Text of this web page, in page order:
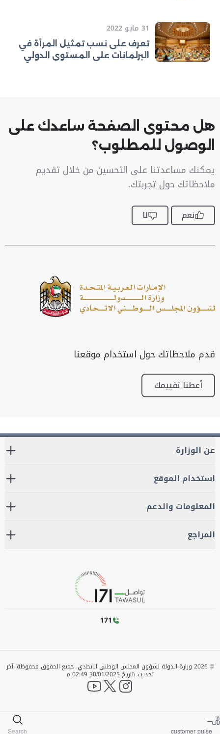
31 مايو 2022
تعرف على نسب تمثيل المرأة في
البرلمانات على المستوى الدولي
هل محتوى الصفحة ساعدك على
الوصول للمطلوب؟
يمكنك مساعدتنا على التحسين من خلال تقديم
ملاحظاتك حول تجربتك.
نعم لا
قدم ملاحظاتك حول استخدام موقعنا
أعطنا تقييمك
عن الوزارة
استخدام الموقع
المعلومات والدعم
المراجع
171
©
2026 وزارة الدولة لشؤون المجلس الوطني الاتحادي. جميع الحقوق محفوظة.آخر
تحديث بتاريخ 30/01/2025 02:49 م
instagram
twitter
YouTube
customer pulse
Search